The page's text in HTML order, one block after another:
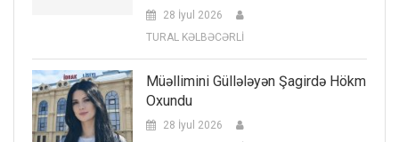
28 İyul 2026
TURAL KƏLBƏCƏRLİ
Müəllimini Güllələyən Şagirdə Hökm
Oxundu
28 İyul 2026